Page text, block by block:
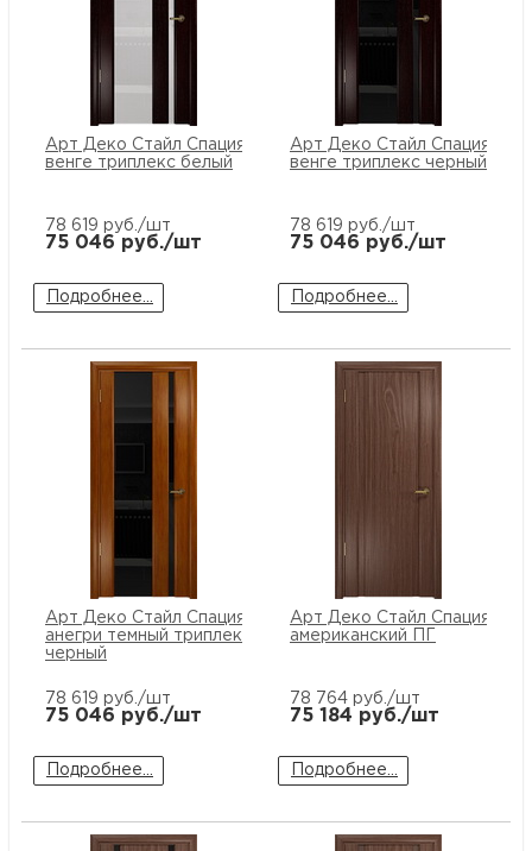
Арт Деко Стайл Спация-5
венге триплекс белый
78 619 руб./шт
75 046 руб./шт
Подробнее...
Арт Деко Стайл Спация-5
венге триплекс черный
78 619 руб./шт
75 046 руб./шт
Подробнее...
Арт Деко Стайл Спация-5
анегри темный триплекс
черный
78 619 руб./шт
75 046 руб./шт
Подробнее...
Арт Деко Стайл Спация-2
американский ПГ
78 764 руб./шт
75 184 руб./шт
Подробнее...